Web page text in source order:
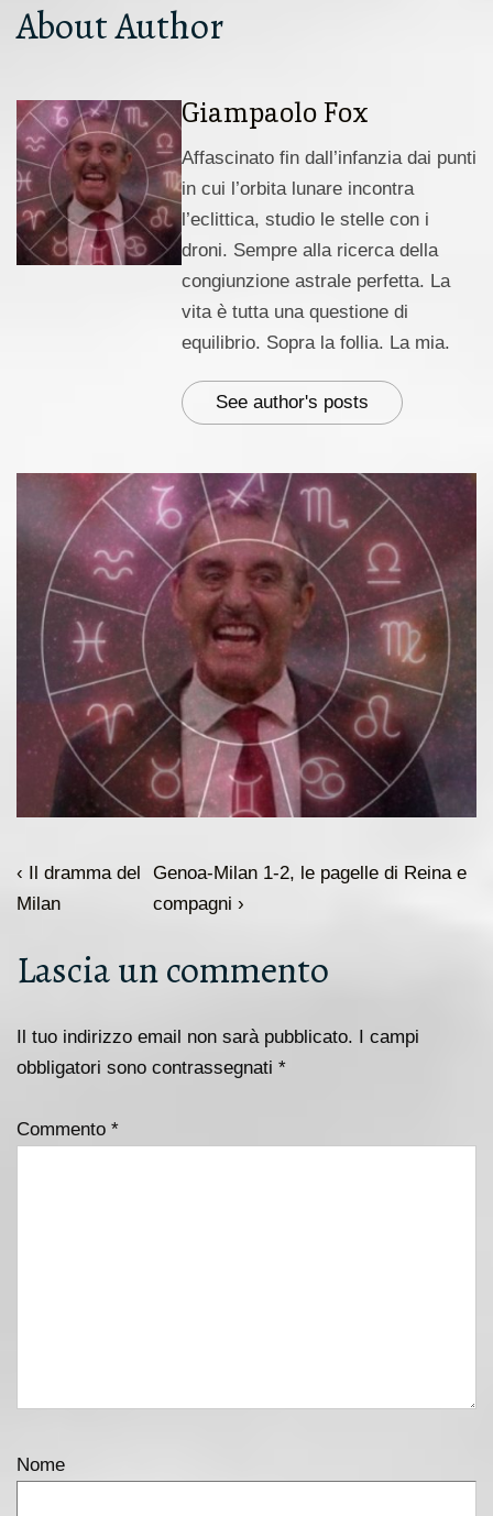
About Author
Giampaolo Fox
Affascinato fin dall’infanzia dai punti
in cui l’orbita lunare incontra
l’eclittica, studio le stelle con i
droni. Sempre alla ricerca della
congiunzione astrale perfetta. La
vita è tutta una questione di
equilibrio. Sopra la follia. La mia.
See author's posts
Navigazione
articoli
L'articolo
precedente
‹ Il dramma del
Milan
Il
prossimo
è
Genoa-Milan 1-2, le pagelle di Reina e
compagni ›
Lascia un commento
Il tuo indirizzo email non sarà pubblicato. I campi
obbligatori sono contrassegnati *
Commento *
Nome